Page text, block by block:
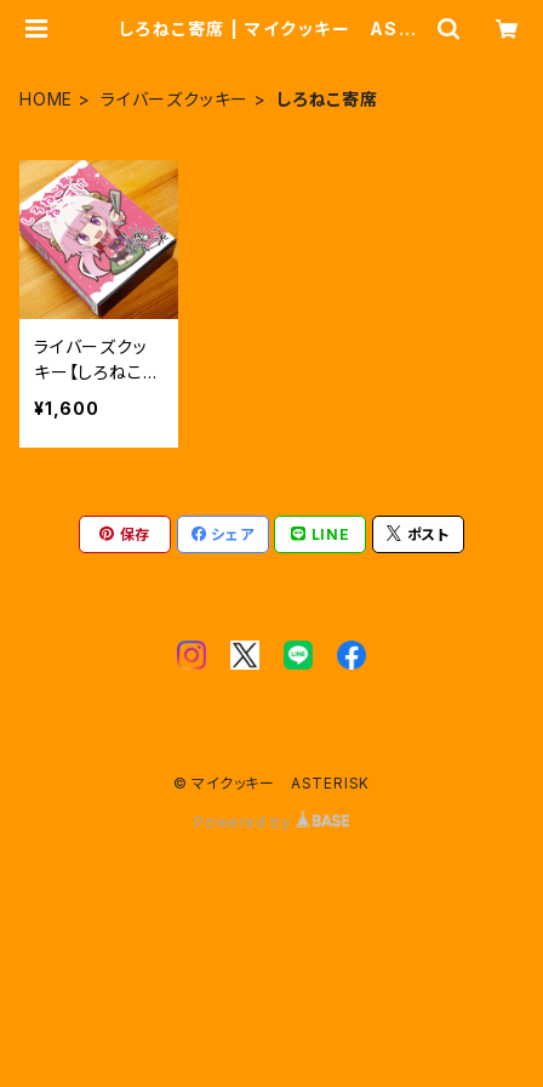
しろねこ寄席 | マイクッキー ASTE
HOME ライバーズクッキー しろねこ寄席
ライバーズクッ
キー【しろねこ寄
席】通常版
¥1,600
保存 シェア LINE ポスト
© マイクッキー ASTERISK
Powered by